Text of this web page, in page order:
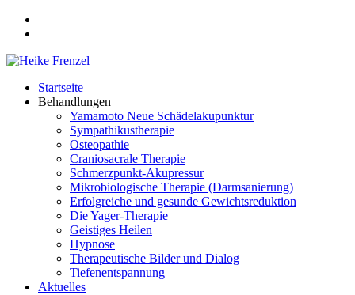
Startseite
Behandlungen
Yamamoto Neue Schädelakupunktur
Sympathikustherapie
Osteopathie
Craniosacrale Therapie
Schmerzpunkt-Akupressur
Mikrobiologische Therapie (Darmsanierung)
Erfolgreiche und gesunde Gewichtsreduktion
Die Yager-Therapie
Geistiges Heilen
Hypnose
Therapeutische Bilder und Dialog
Tiefenentspannung
Aktuelles